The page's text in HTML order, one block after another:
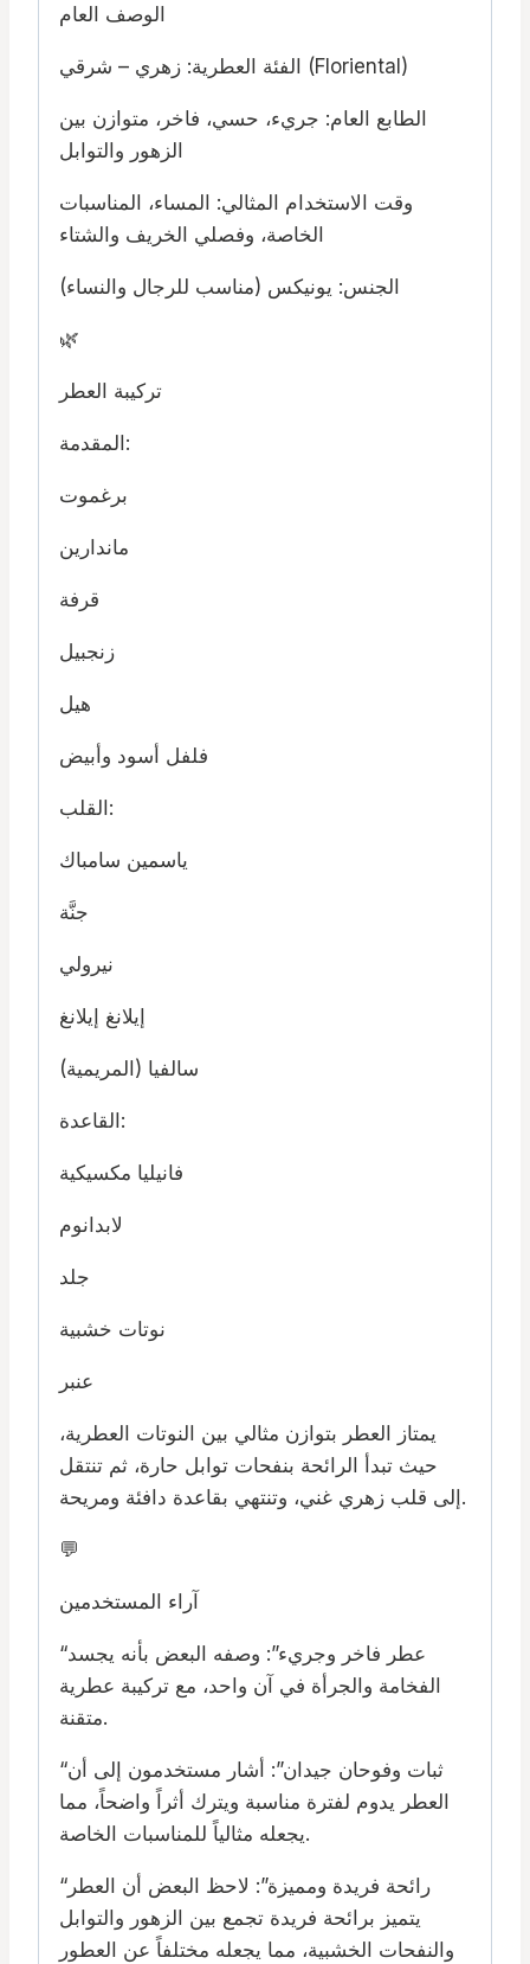
الوصف العام
الفئة العطرية: زهري – شرقي (Floriental)
الطابع العام: جريء، حسي، فاخر، متوازن بين
الزهور والتوابل
وقت الاستخدام المثالي: المساء، المناسبات
الخاصة، وفصلي الخريف والشتاء
الجنس: يونيكس (مناسب للرجال والنساء)
🌿
تركيبة العطر
المقدمة:
برغموت
ماندارين
قرفة
زنجبيل
هيل
فلفل أسود وأبيض
القلب:
ياسمين سامباك
جنَّة
نيرولي
إيلانغ إيلانغ
سالفيا (المريمية)
القاعدة:
فانيليا مكسيكية
لابدانوم
جلد
نوتات خشبية
عنبر
يمتاز العطر بتوازن مثالي بين النوتات العطرية،
حيث تبدأ الرائحة بنفحات توابل حارة، ثم تنتقل
إلى قلب زهري غني، وتنتهي بقاعدة دافئة ومريحة.
💬
آراء المستخدمين
“عطر فاخر وجريء”: وصفه البعض بأنه يجسد
الفخامة والجرأة في آن واحد، مع تركيبة عطرية
متقنة.
“ثبات وفوحان جيدان”: أشار مستخدمون إلى أن
العطر يدوم لفترة مناسبة ويترك أثراً واضحاً، مما
يجعله مثالياً للمناسبات الخاصة.
“رائحة فريدة ومميزة”: لاحظ البعض أن العطر
يتميز برائحة فريدة تجمع بين الزهور والتوابل
والنفحات الخشبية، مما يجعله مختلفاً عن العطور